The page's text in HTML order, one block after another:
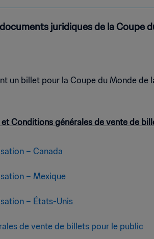
juridiques de la Coupe
un billet pour la Coupe du Monde
Conditions générales de vente de
– Canada
– Mexique
– États-Unis
de vente de billets pour le public